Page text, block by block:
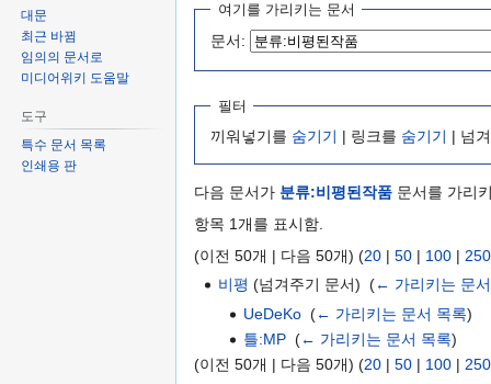
기
러
여기를 가리키는 문서
문서:
필터
끼워넣기를 숨기기 | 링크를 숨기기 | 넘
다음 문서가 분류:비평된작품 문서를 가리
항목 1개를 표시함.
(이전 50개 | 다음 50개) (20 | 50 | 100 | 250
비평 (넘겨주기 문서) ‎(← 가리키는 문
UeDeKo‎ (← 가리키는 문서 목록)
틀:MP‎ (← 가리키는 문서 목록)
(이전 50개 | 다음 50개) (20 | 50 | 100 | 250
대문
최근 바뀜
임의의 문서로
미디어위키 도움말
도구
특수 문서 목록
인쇄용 판